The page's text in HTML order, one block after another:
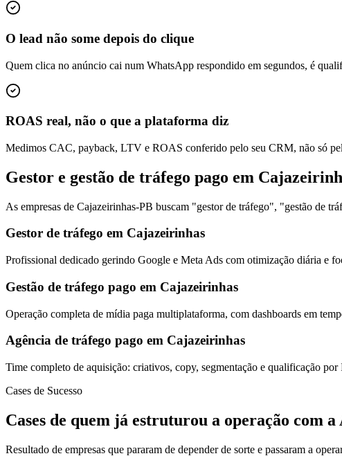
O lead não some depois do clique
Quem clica no anúncio cai num WhatsApp respondido em segundos, é
ROAS real, não o que a plataforma diz
Medimos CAC, payback, LTV e ROAS conferido pelo seu CRM, não só
Gestor e gestão de tráfego pago em
As empresas de Cajazeirinhas-PB buscam "gestor de tráfego", "gestão de
Gestor de tráfego em Cajazeirinhas
Profissional dedicado gerindo Google e Meta Ads com otimização diária e
Gestão de tráfego pago em Cajazeirinhas
Operação completa de mídia paga multiplataforma, com dashboards em
Agência de tráfego pago em Cajazeirinhas
Time completo de aquisição: criativos, copy, segmentação e qualificação
Cases de Sucesso
Cases de quem já estruturou a operação com a
Resultado de empresas que pararam de depender de sorte e passaram a